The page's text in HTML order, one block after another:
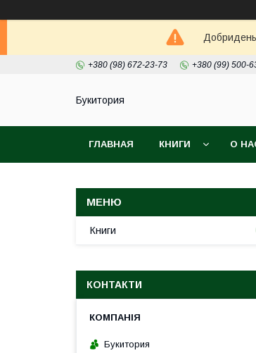
+380 (98) 672-23-73 +380 (99) 500-
Букитория
ГЛАВНАЯ КНИГИ О
Книги
КОНТАКТИ
Букитория